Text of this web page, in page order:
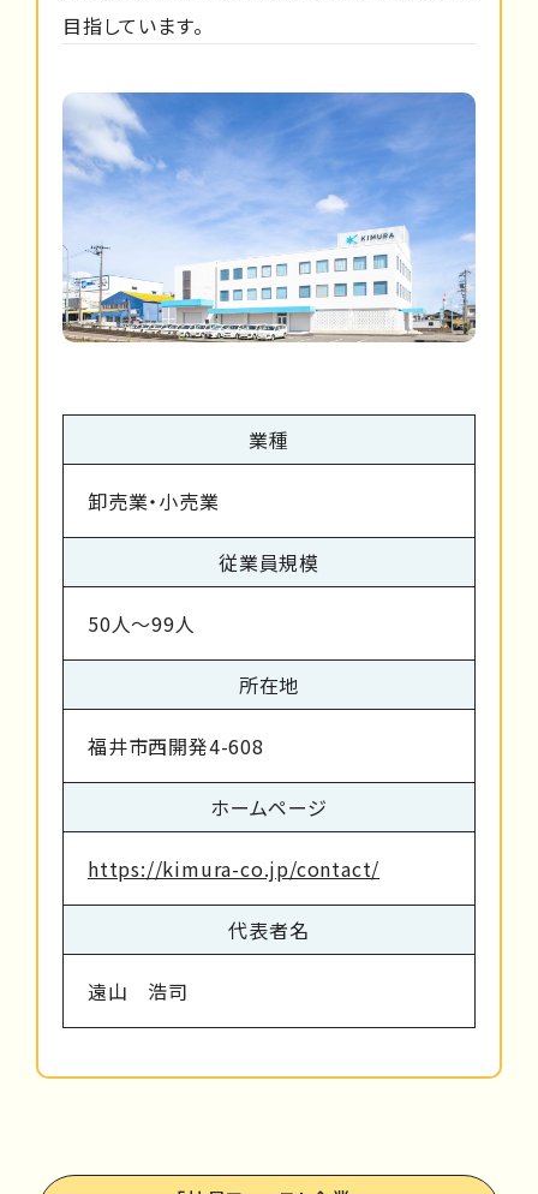
目指しています。
業種
卸売業・小売業
従業員規模
50人～99人
所在地
福井市西開発4-608
ホームページ
https://kimura-co.jp/contact/
代表者名
遠山 浩司